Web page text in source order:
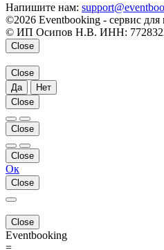
Напишите нам:
©2026 Eventbooking - сервис
© ИП Осипов Н.В. ИНН:
Close
Close
Да
Нет
Close
Close
Close
Ок
Close
Close
Eventbooking
=